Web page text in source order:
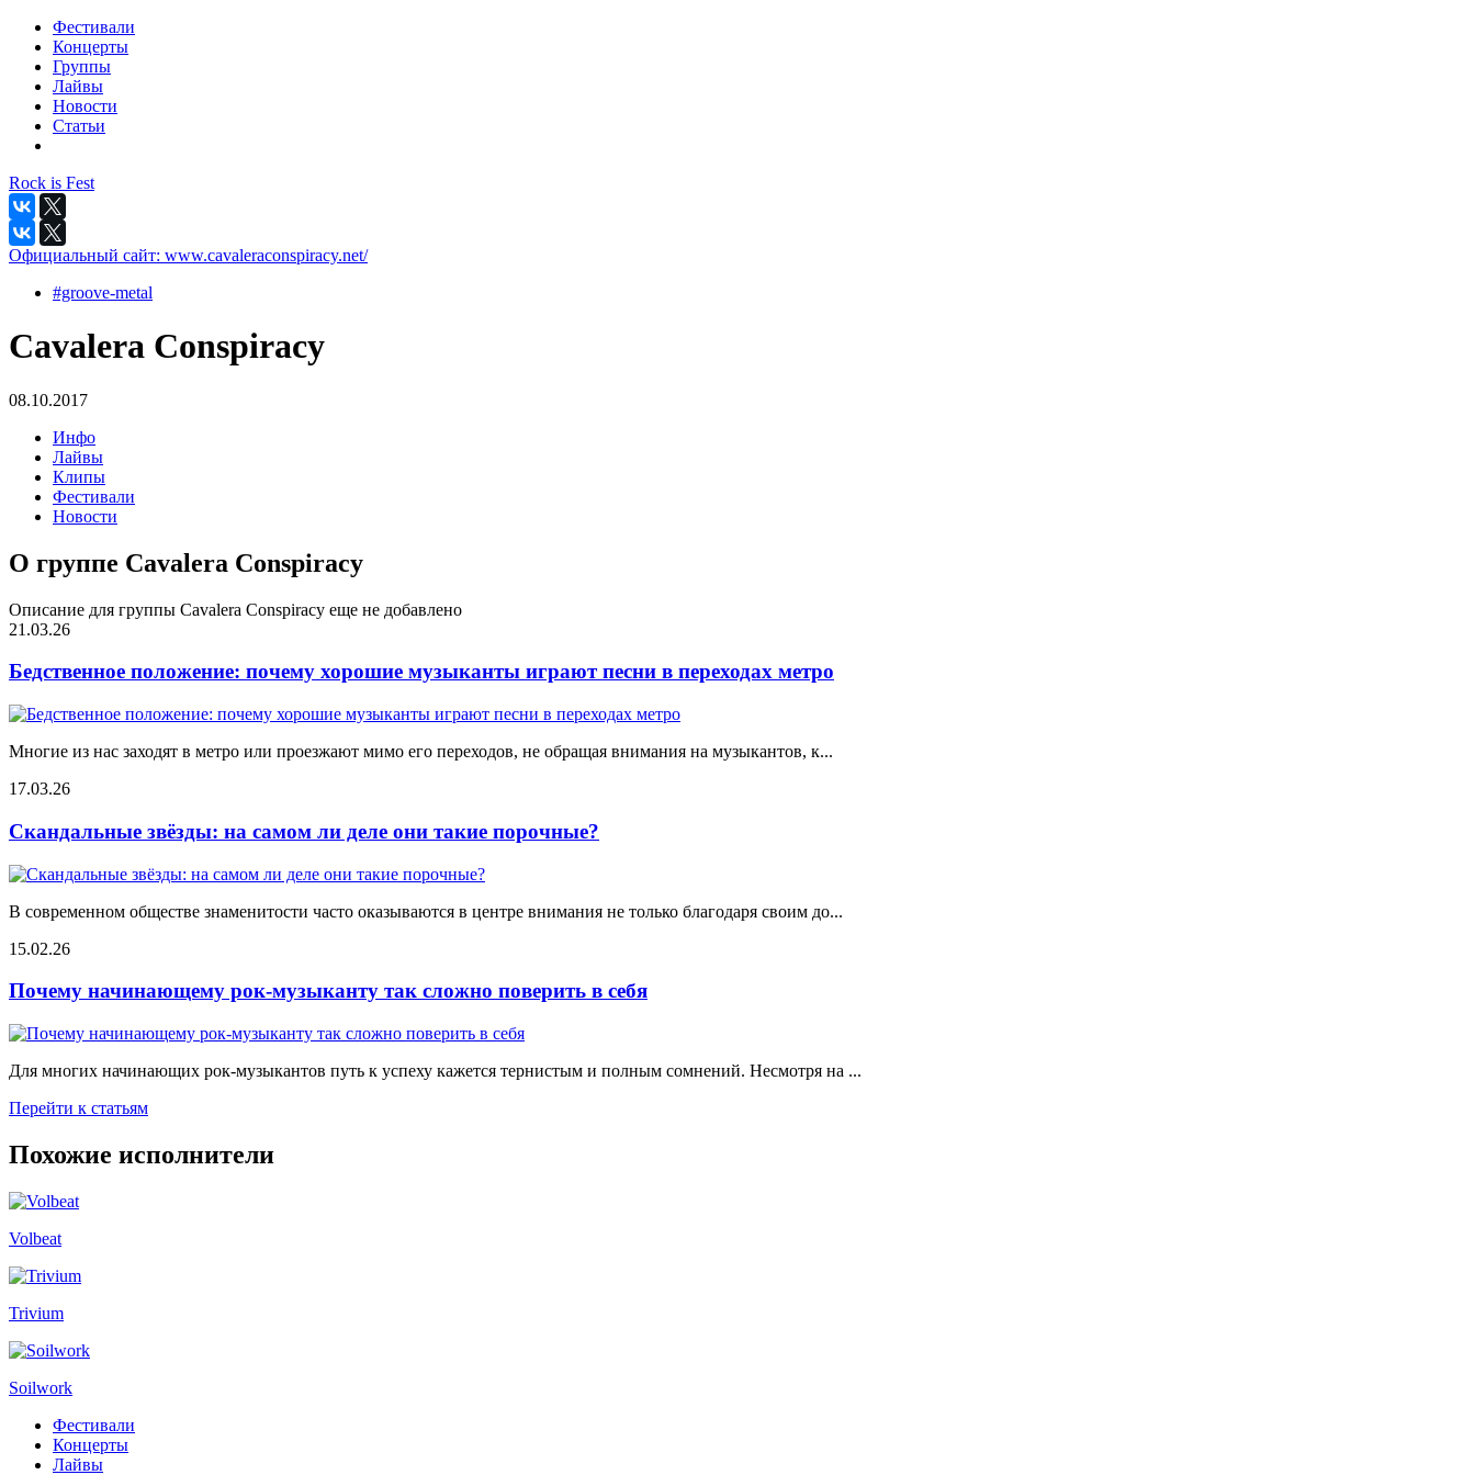
Фестивали
Концерты
Группы
Лайвы
Новости
Статьи
Rock is Fest
Официальный сайт: www.cavaleraconspiracy.net/
#groove-metal
Cavalera Conspiracy
08.10.2017
Инфо
Лайвы
Клипы
Фестивали
Новости
О группе Cavalera Conspiracy
Описание для группы Cavalera Conspiracy еще не добавлено
21.03.26
Бедственное положение: почему хорошие музыканты играют песни в переходах метро
Многие из нас заходят в метро или проезжают мимо его переходов, не обращая внимания на музыкантов, к...
17.03.26
Скандальные звёзды: на самом ли деле они такие порочные?
В современном обществе знаменитости часто оказываются в центре внимания не только благодаря своим до...
15.02.26
Почему начинающему рок-музыканту так сложно поверить в себя
Для многих начинающих рок-музыкантов путь к успеху кажется тернистым и полным сомнений. Несмотря на ...
Перейти к статьям
Похожие исполнители
Volbeat
Trivium
Soilwork
Фестивали
Концерты
Лайвы